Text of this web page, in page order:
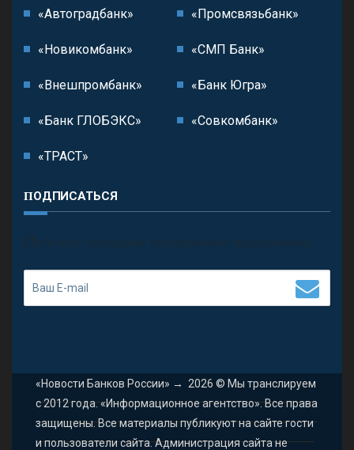
«Автоградбанк» «Промсвязьбанк»
«Новикомбанк» «СМП Банк»
«Внешпромбанк» «Банк Югра»
«Банк ГЛОБЭКС» «Совкомбанк»
«ТРАСТ»
ПОДПИСАТЬСЯ
П олучить последние обновления и предложения.
«Новости Банков России» → 2026 © Мы транслируем
с 2012 года. «Информационное агентство». Все права
защищены. Все материалы публикуют на сайте гости
и пользователи сайта. Администрация сайта не